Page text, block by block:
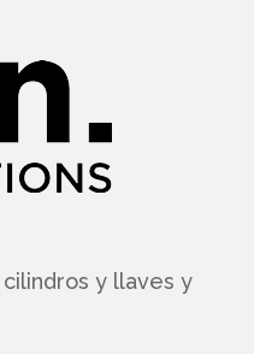
y llaves y